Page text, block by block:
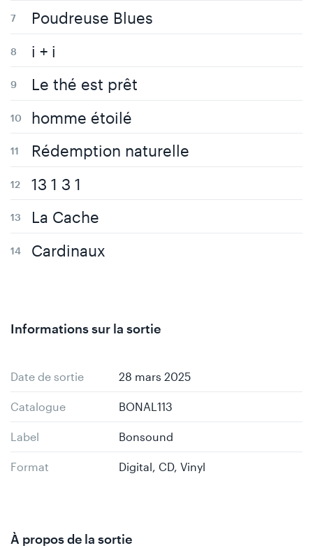
Poudreuse Blues
i + i
Le thé est prêt
homme étoilé
Rédemption naturelle
13 1 3 1
La Cache
Cardinaux
Informations sur la sortie
Date de sortie 28 mars 2025
Catalogue BONAL113
Label Bonsound
Format Digital, CD, Vinyl
À propos de la sortie